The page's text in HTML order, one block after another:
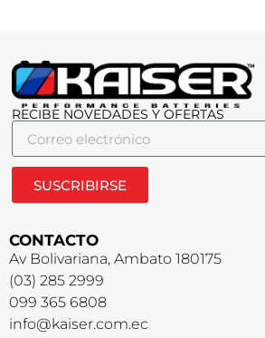
RECIBE NOVEDADES Y OFERTAS
SUSCRIBIRSE
CONTACTO
Av Bolivariana, Ambato 180175
(03) 285 2999
099 365 6808
info@kaiser.com.ec